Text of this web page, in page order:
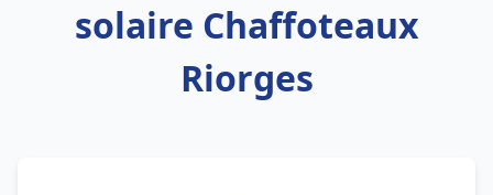
solaire Chaffoteaux
Riorges